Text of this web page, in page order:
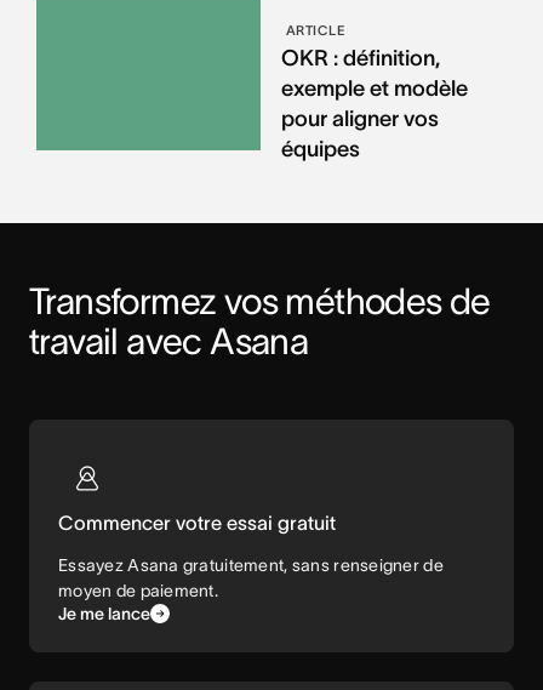
ARTICLE
OKR : définition,
exemple et modèle
pour aligner vos
équipes
Transformez vos méthodes de
travail avec Asana
Commencer votre essai gratuit
Essayez Asana gratuitement, sans renseigner de
moyen de paiement.
Je me lance